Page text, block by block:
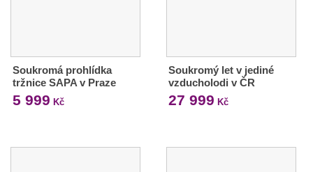
Soukromá prohlídka
tržnice SAPA v Praze
5 999 Kč
Soukromý let v jediné
vzducholodi v ČR
27 999 Kč